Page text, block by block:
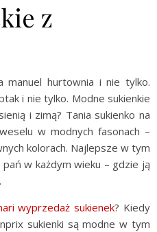
z
manuel hurtownia i nie tylko.
i nie tylko. Modne sukienkie
i zimą? Tania sukienko na
w modnych fasonach –
kolorach. Najlepsze w tym
w każdym wieku – gdzie ją
wyprzedaż sukienek? Kiedy
sukienki są modne w tym